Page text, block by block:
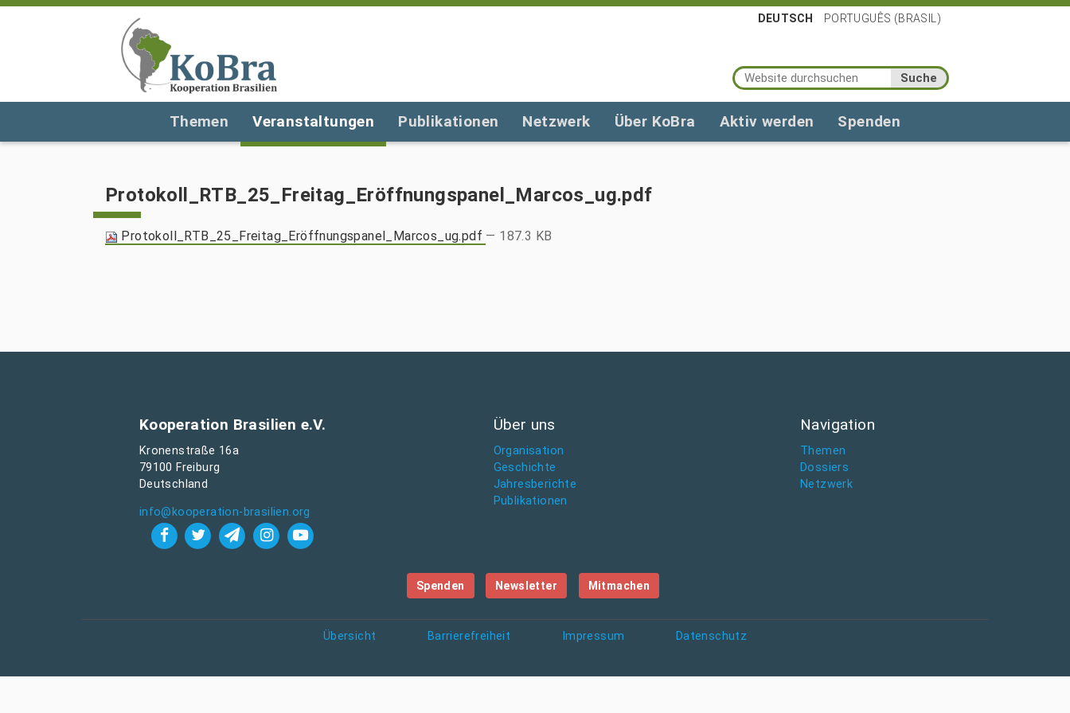
Website durchsuchen
Erweiterte Suche…
DEUTSCH PORTUGUÊS (BRASIL)
Themen Veranstaltungen Publikationen Netzwerk Über KoBra Aktiv werden Spenden
Protokoll_RTB_25_Freitag_Eröffnungspanel_Marcos_ug.pdf
Protokoll_RTB_25_Freitag_Eröffnungspanel_Marcos_ug.pdf — 187.3 KB
Kooperation Brasilien e.V.
Kronenstraße 16a
79100 Freiburg
Deutschland
info@kooperation-brasilien.org
Über uns
Organisation
Geschichte
Jahresberichte
Publikationen
Navigation
Themen
Dossiers
Netzwerk
Spenden Newsletter Mitmachen
Übersicht Barrierefreiheit Impressum Datenschutz